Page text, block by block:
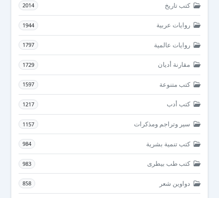
كتب تاريخ 2014
روايات عربية 1944
روايات عالمية 1797
مقارنة أديان 1729
كتب متنوعة 1597
كتب أدب 1217
سير وتراجم ومذكرات 1157
كتب تنمية بشرية 984
كتب طب بيطرى 983
دواوين شعر 858